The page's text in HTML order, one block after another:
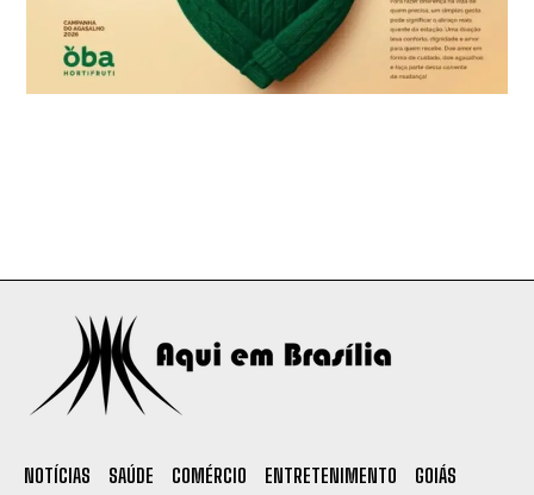
NOTÍCIAS SAÚDE COMÉRCIO ENTRETENIMENTO
GOIÁS